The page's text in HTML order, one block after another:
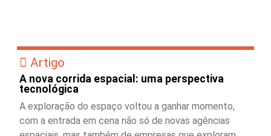
Artigo
A nova corrida espacial: uma perspectiva
tecnológica
A exploração do espaço voltou a ganhar momento,
com a entrada em cena não só de novas agências